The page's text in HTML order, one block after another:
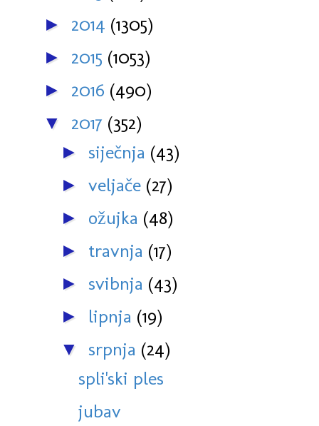
► 2014 (1305)
► 2015 (1053)
► 2016 (490)
▼ 2017 (352)
► siječnja (43)
► veljače (27)
► ožujka (48)
► travnja (17)
► svibnja (43)
► lipnja (19)
▼ srpnja (24)
spli'ski ples
jubav